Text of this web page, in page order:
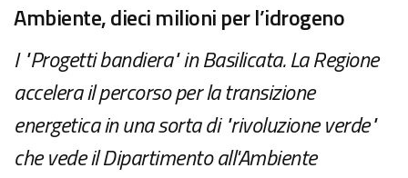
Ambiente, dieci milioni per l’idrogeno
I "Progetti bandiera" in Basilicata. La Regione
accelera il percorso per la transizione
energetica in una sorta di "rivoluzione verde"
che vede il Dipartimento all'Ambiente